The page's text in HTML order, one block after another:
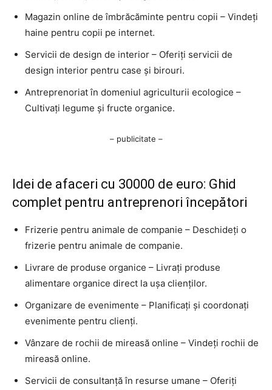
Magazin online de îmbrăcăminte pentru copii – Vindeți
haine pentru copii pe internet.
Servicii de design de interior – Oferiți servicii de
design interior pentru case și birouri.
Antreprenoriat în domeniul agriculturii ecologice –
Cultivați legume și fructe organice.
– publicitate –
Idei de afaceri cu 30000 de euro: Ghid
complet pentru antreprenori începători
Frizerie pentru animale de companie – Deschideți o
frizerie pentru animale de companie.
Livrare de produse organice – Livrați produse
alimentare organice direct la ușa clienților.
Organizare de evenimente – Planificați și coordonați
evenimente pentru clienți.
Vânzare de rochii de mireasă online – Vindeți rochii de
mireasă online.
Servicii de consultanță în resurse umane – Oferiți